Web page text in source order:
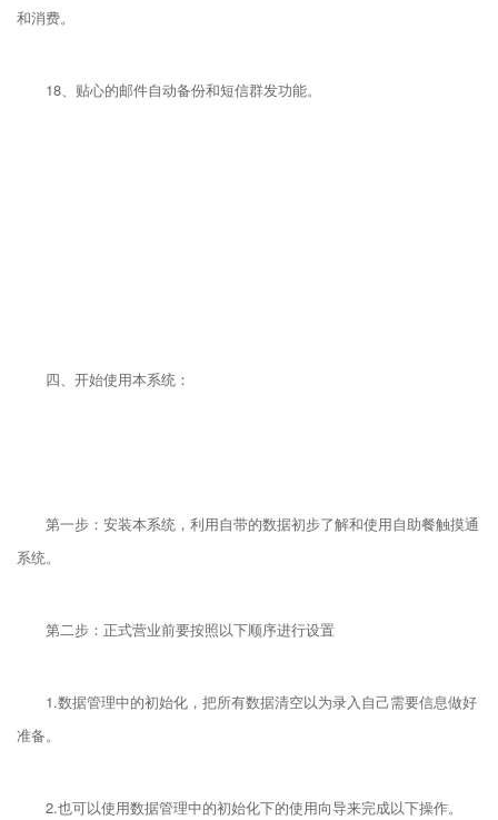
和消费。
18、贴心的邮件自动备份和短信群发功能。
四、开始使用本系统：
第一步：安装本系统，利用自带的数据初步了解和使用自助餐触摸通
系统。
第二步：正式营业前要按照以下顺序进行设置
1.数据管理中的初始化，把所有数据清空以为录入自己需要信息做好
准备。
2.也可以使用数据管理中的初始化下的使用向导来完成以下操作。